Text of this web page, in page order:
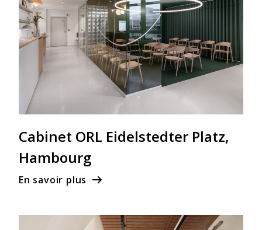
Cabinet ORL Eidelstedter Platz,
Hambourg
En savoir plus